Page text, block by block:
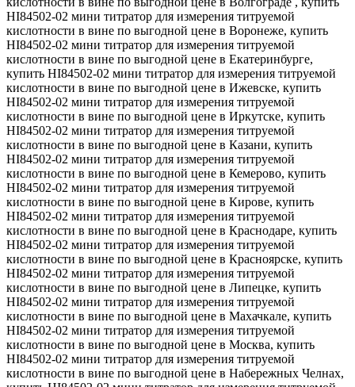
HI84502-02 мини титратор для измерения титруемой
кислотности в вине по выгодной цене в Воронеже, купить
HI84502-02 мини титратор для измерения титруемой
кислотности в вине по выгодной цене в Екатеринбурге,
купить HI84502-02 мини титратор для измерения титруемой
кислотности в вине по выгодной цене в Ижевске, купить
HI84502-02 мини титратор для измерения титруемой
кислотности в вине по выгодной цене в Иркутске, купить
HI84502-02 мини титратор для измерения титруемой
кислотности в вине по выгодной цене в Казани, купить
HI84502-02 мини титратор для измерения титруемой
кислотности в вине по выгодной цене в Кемерово, купить
HI84502-02 мини титратор для измерения титруемой
кислотности в вине по выгодной цене в Кирове, купить
HI84502-02 мини титратор для измерения титруемой
кислотности в вине по выгодной цене в Краснодаре, купить
HI84502-02 мини титратор для измерения титруемой
кислотности в вине по выгодной цене в Красноярске, купить
HI84502-02 мини титратор для измерения титруемой
кислотности в вине по выгодной цене в Липецке, купить
HI84502-02 мини титратор для измерения титруемой
кислотности в вине по выгодной цене в Махачкале, купить
HI84502-02 мини титратор для измерения титруемой
кислотности в вине по выгодной цене в Москва, купить
HI84502-02 мини титратор для измерения титруемой
кислотности в вине по выгодной цене в Набережных Челнах,